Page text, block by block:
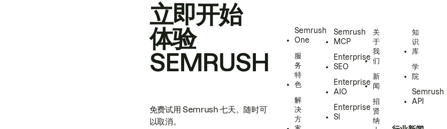
立即开始
体验
SEMRUSH
免费试用 Semrush 七天。随时可
以取消。
Semrush
One
服
务
特
色
解
决
方
Semrush
MCP
Enterprise
SEO
Enterprise
AIO
Enterprise
SI
关
于
我
们
新
闻
招
贤
纳
知
识
库
学
院
Semrush
API